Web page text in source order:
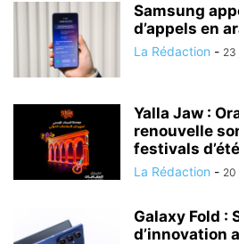
Samsung
d’appels en
La Rédaction - 23
Yalla Jaw :
renouvelle
festivals
La Rédaction - 20
Galaxy Fold :
d’innovation